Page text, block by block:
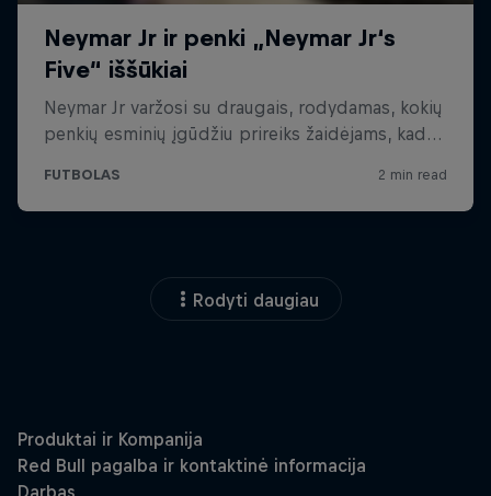
Rodyti daugiau